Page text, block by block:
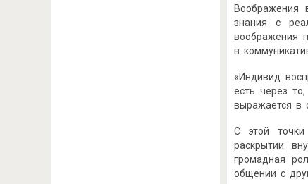
Воображения
знания с
воображения
в
«Индивид
есть через
выражается в
С этой точки
раскрытии
громадная
общении с